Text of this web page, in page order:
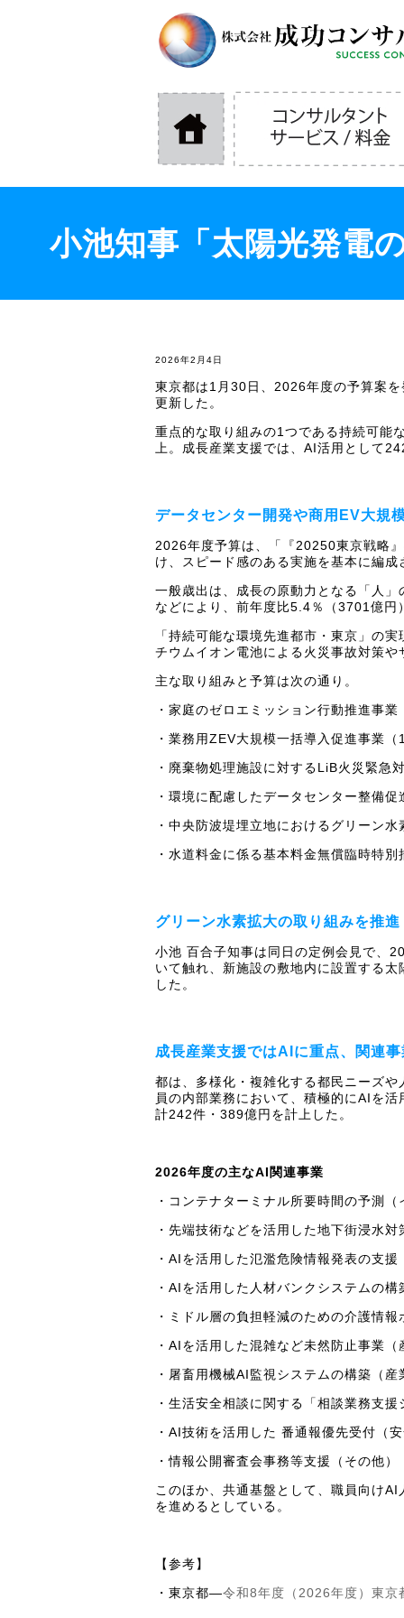
小池知事「太陽光発電
2026年2月4日
東京都は1月30日、2026年度の予算案
更新した。
重点的な取り組みの1つである持続可能
上。成長産業支援では、AI活用として
データセンター開発や商用EV大規
2026年度予算は、「『20250東京戦略
け、スピード感のある実施を基本に編成
一般歳出は、成長の原動力となる「人
などにより、前年度比5.4％（3701億円
「持続可能な環境先進都市・東京」の
チウムイオン電池による火災事故対策や
主な取り組みと予算は次の通り。
・家庭のゼロエミッション行動推進事業
・業務用ZEV大規模一括導入促進事業（
・廃棄物処理施設に対するLiB火災緊急
・環境に配慮したデータセンター整備促
・中央防波堤埋立地におけるグリーン
・水道料金に係る基本料金無償臨時特別
グリーン水素拡大の取り組みを推進
小池 百合子知事は同日の定例会見で、
いて触れ、新施設の敷地内に設置する
した。
成長産業支援ではAIに重点、関連
都は、多様化・複雑化する都民ニーズ
員の内部業務において、積極的にAIを
計242件・389億円を計上した。
2026年度の主なAI関連事業
・コンテナターミナル所要時間の予測（
・先端技術などを活用した地下街浸水
・AIを活用した氾濫危険情報発表の支援
・AIを活用した人材バンクシステムの構
・ミドル層の負担軽減のための介護情
・AIを活用した混雑など未然防止事業（
・屠畜用機械AI監視システムの構築（産
・生活安全相談に関する「相談業務支
・AI技術を活用した 番通報優先受付（安
・情報公開審査会事務等支援（その他）
このほか、共通基盤として、職員向け
を進めるとしている。
【参考】
・東京都―令和8年度（2026年度）東京